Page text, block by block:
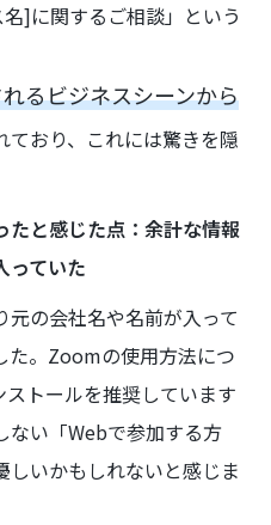
]に関するご相談」という
るビジネスシーンから
ており、これには驚きを隠
たと感じた点：余計な情報
っていた
の会社名や名前が入って
た。Zoomの使用方法につ
トールを推奨しています
ない「Webで参加する方
いかもしれないと感じま